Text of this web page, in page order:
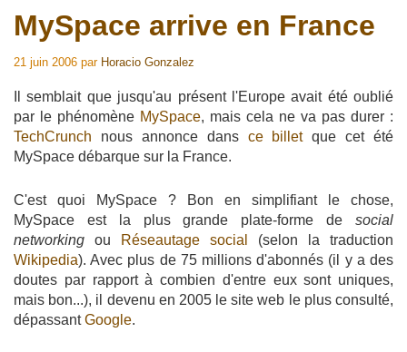
MySpace arrive en France
21 juin 2006 par Horacio Gonzalez
Il semblait que jusqu'au présent l'Europe avait été oublié
par le phénomène MySpace, mais cela ne va pas durer :
TechCrunch nous annonce dans ce billetque cet été
MySpace débarque sur la France.
C'est quoi MySpace ? Bon en simplifiant le chose,
MySpace est la plus grande plate-forme de social
networking ou Réseautage social
(selon la traduction
Wikipedia). Avec plus de 75 millions d'abonnés (il y a des
doutes par rapport à combien d'entre eux sont uniques,
mais bon...), il devenu en 2005 le site web le plus consulté,
dépassantGoogle.